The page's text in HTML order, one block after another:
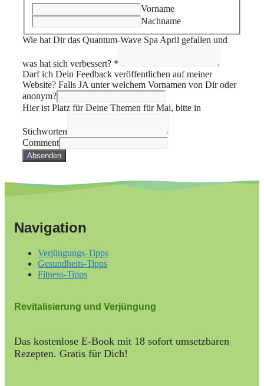
Vorname
Nachname
Wie hat Dir das Quantum-Wave Spa April gefallen und
was hat sich verbessert? *
Darf ich Dein Feedback veröffentlichen auf meiner
Website? Falls JA unter welchem Vornamen von Dir oder
anonym?
Hier ist Platz für Deine Themen für Mai, bitte in
Stichworten
Comment
Absenden
Navigation
Verjüngungs-Tipps
Gesundheits-Tipps
Fitness-Tipps
Revitalisierung und Verjüngung
Das kostenlose E-Book mit 18 sofort umsetzbaren
Rezepten. Gratis für Dich!